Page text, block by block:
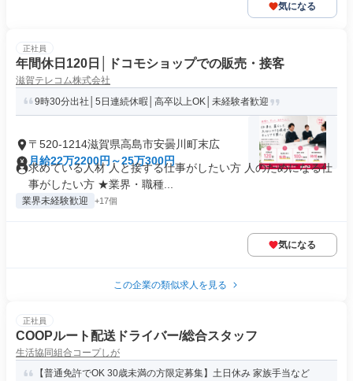
気になる
正社員
年間休日120日│ドコモショップでの販売・接客
滋賀テレコム株式会社
9時30分出社│5日連続休暇│高卒以上OK│未経験者歓迎
〒520-1214滋賀県高島市安曇川町末広
月給22万2200円～25万300円
求めている人材 人と接する仕事がしたい方 人のためになる仕
事がしたい方 ★業界・職種...
業界未経験歓迎 +17個
気になる
この企業の類似求人を見る
正社員
COOPルート配送ドライバー/総合スタッフ
生活協同組合コープしが
【普通免許でOK 30歳未満の方限定募集】土日休み 家族手当など